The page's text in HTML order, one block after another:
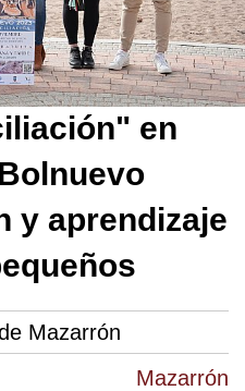
Mazarrón
en
y aprendizaje
Mazarrón